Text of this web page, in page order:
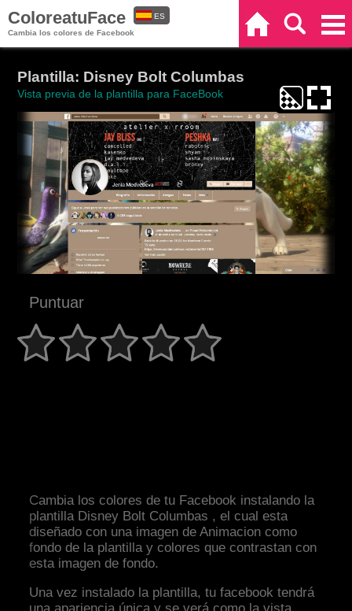
ColoreatuFace
Cambia los colores de Facebook
ES
Plantilla: Disney Bolt Columbas
Vista previa de la plantilla para FaceBook
Puntuar
Cambia los colores de tu Facebook instalando la
plantilla Disney Bolt Columbas , el cual esta
diseñado con una imagen de Animacion como
fondo de la plantilla y colores que contrastan con
esta imagen de fondo.
Una vez instalado la plantilla, tu facebook tendrá